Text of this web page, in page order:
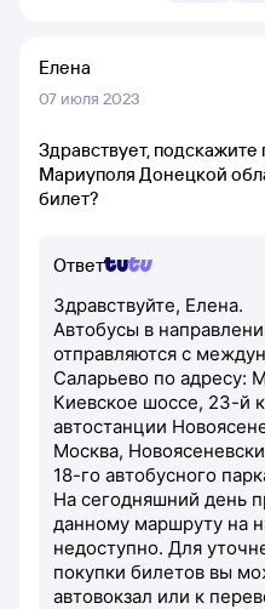
Елена
07 июля 2023
Здравствует, подскажите
Мариуполя Донецкой
билет?
Ответ
Здравствуйте, Елена.
Автобусы в
отправляются с
Саларьево по адресу:
Киевское шоссе, 23-й
автостанции
Москва,
18-го автобусного
На сегодняшний день
данному маршруту на
недоступно. Для
покупки билетов вы
автовокзал или к